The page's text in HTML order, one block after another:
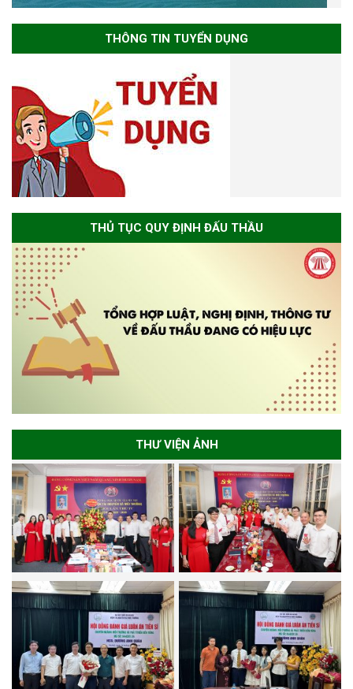
THÔNG TIN TUYỂN DỤNG
THỦ TỤC QUY ĐỊNH ĐẤU THẦU
THƯ VIỆN ẢNH